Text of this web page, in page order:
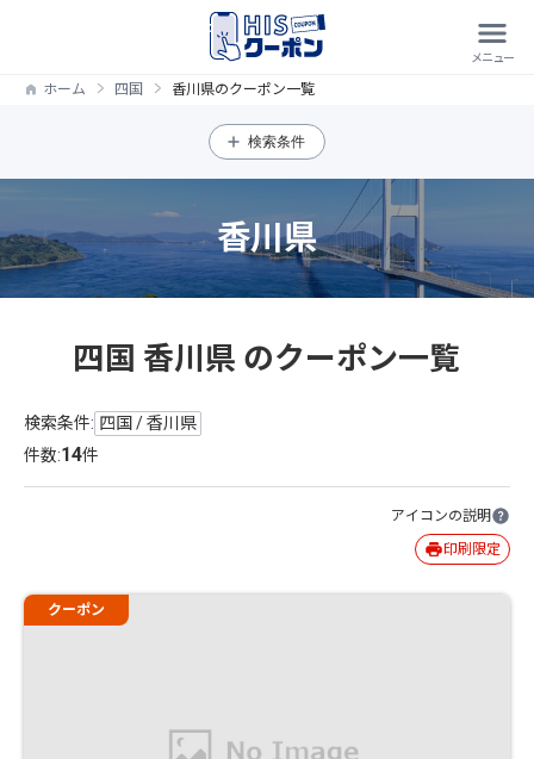
ホーム 四国 香川県のクーポン一覧
検索条件
香川県
四国 香川県 のクーポン一覧
検索条件: 四国 / 香川県
件数:14件
アイコンの説明
印刷限定
クーポン